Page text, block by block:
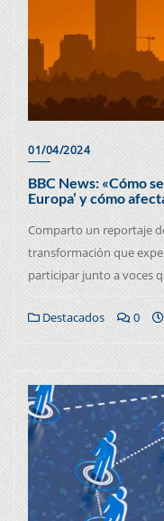
01/04/2024
BBC News: «Cómo
Europa’ y cómo
Comparto un reportaje
transformación que
participar junto a voces
Destacados 0